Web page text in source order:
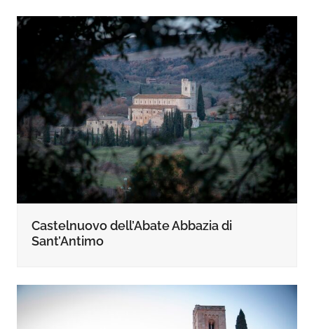
Castelnuovo dell’Abate Abbazia di
Sant’Antimo